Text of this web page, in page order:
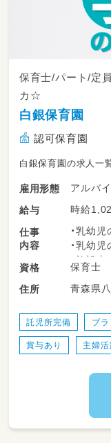
保育士/パート/定
カ☆
白銀保育園
認可保育園
白銀保育園の求人一
雇用形態
アルバイ
給与
時給
仕事
内容
・乳幼児
・乳幼
・施設
・その他
資格
保育士
住所
青森県
託児所完備 ブ
賞与あり 主婦活